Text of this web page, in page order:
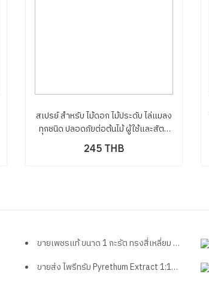
สเปรย์ สำหรับ ไม้ดอก ไม้ประดับ ไล่แมลง
ทุกชนิด ปลอดภัยต่อต้นไม้ ผู้ใช้และสัตว์
เลี้ยง ออแกนิคสมุนไพรนำเข้าจากสวิสเซ
อร์แลนด
245 THB
ขายเพชรแท้ ขนาด 1 กะรัต ทรงสี่เหลี่ยม สีส้มเหลืองเล่นไฟดีเหมาะสำหรับขึ้นตัวเรือนสร้อยข้อมือแหวนจี้และมอบเป็นของขวัญมีค่า
ขายส่ง ไพรีทรัม Pyrethum Extract 1:100 สามารถผสมได้ 1ต่อ 100